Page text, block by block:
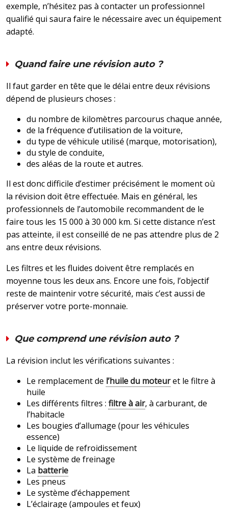
exemple, n’hésitez pas à contacter un professionnel
qualifié qui saura faire le nécessaire avec un équipement
adapté.
Quand faire une révision auto ?
Il faut garder en tête que le délai entre deux révisions
dépend de plusieurs choses :
du nombre de kilomètres parcourus chaque année,
de la fréquence d’utilisation de la voiture,
du type de véhicule utilisé (marque, motorisation),
du style de conduite,
des aléas de la route et autres.
Il est donc difficile d’estimer précisément le moment où
la révision doit être effectuée. Mais en général, les
professionnels de l’automobile recommandent de le
faire tous les 15 000 à 30 000 km. Si cette distance n’est
pas atteinte, il est conseillé de ne pas attendre plus de 2
ans entre deux révisions.
Les filtres et les fluides doivent être remplacés en
moyenne tous les deux ans. Encore une fois, l’objectif
reste de maintenir votre sécurité, mais c’est aussi de
préserver votre porte-monnaie.
Que comprend une révision auto ?
La révision inclut les vérifications suivantes :
Le remplacement de l’huile du moteuret le filtre à
huile
Les différents filtres : filtre à air, à carburant, de
l’habitacle
Les bougies d’allumage (pour les véhicules
essence)
Le liquide de refroidissement
Le système de freinage
La batterie
Les pneus
Le système d’échappement
L’éclairage (ampoules et feux)